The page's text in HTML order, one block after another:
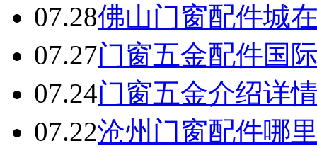
07.28佛山门窗配件城
07.27门窗五金配件国
07.24门窗五金介绍详
07.22沧州门窗配件哪